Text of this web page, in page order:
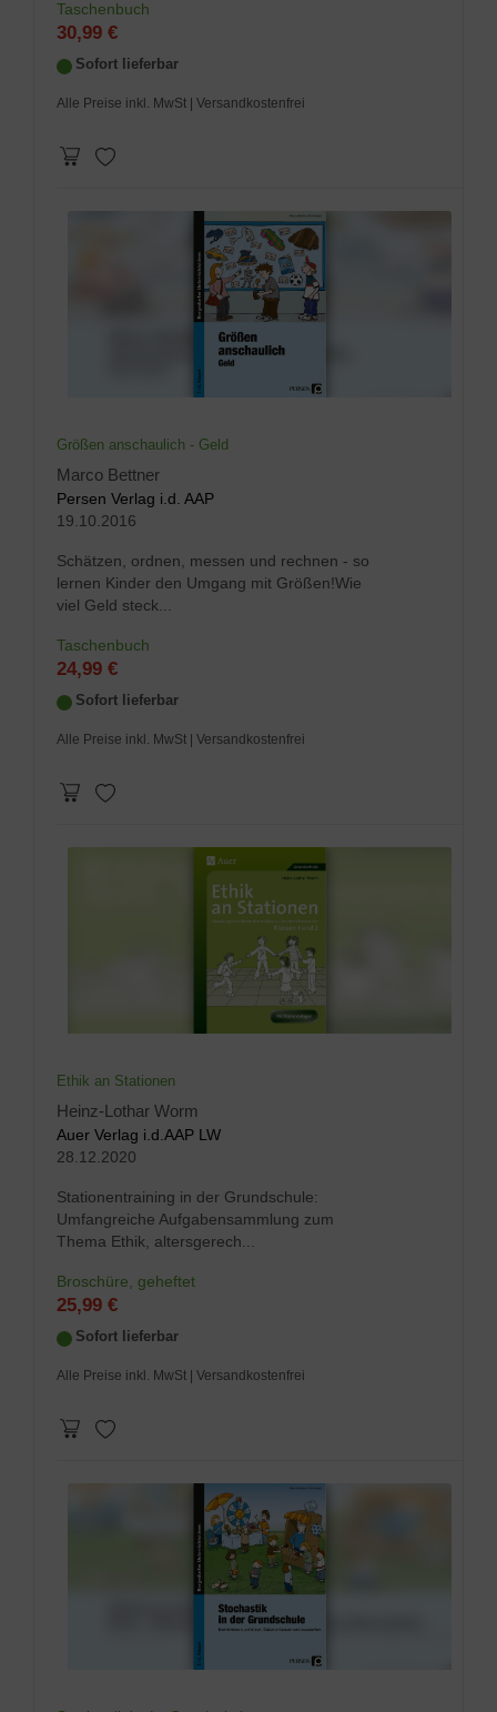
Taschenbuch
30,99 €
Sofort lieferbar
Alle Preise inkl. MwSt | Versandkostenfrei
Größen anschaulich - Geld
Marco Bettner
Persen Verlag i.d. AAP
19.10.2016
Schätzen, ordnen, messen und rechnen - so
lernen Kinder den Umgang mit Größen!Wie
viel Geld steck...
Taschenbuch
24,99 €
Sofort lieferbar
Alle Preise inkl. MwSt | Versandkostenfrei
Ethik an Stationen
Heinz-Lothar Worm
Auer Verlag i.d.AAP LW
28.12.2020
Stationentraining in der Grundschule:
Umfangreiche Aufgabensammlung zum
Thema Ethik, altersgerech...
Broschüre, geheftet
25,99 €
Sofort lieferbar
Alle Preise inkl. MwSt | Versandkostenfrei